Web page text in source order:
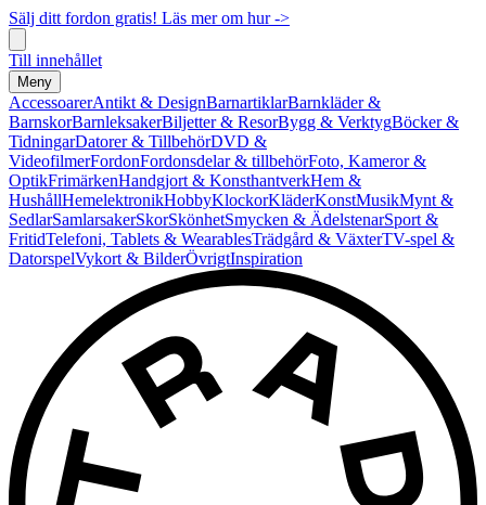
Sälj ditt fordon gratis! Läs mer om hur ->
Till innehållet
Meny
AccessoarerAntikt & DesignBarnartiklarBarnkläder &
BarnskorBarnleksakerBiljetter & ResorBygg & VerktygBöcker &
TidningarDatorer & TillbehörDVD &
VideofilmerFordonFordonsdelar & tillbehörFoto, Kameror &
OptikFrimärkenHandgjort & KonsthantverkHem &
HushållHemelektronikHobbyKlockorKläderKonstMusikMynt &
SedlarSamlarsakerSkorSkönhetSmycken & ÄdelstenarSport &
FritidTelefoni, Tablets & WearablesTrädgård & VäxterTV-spel &
DatorspelVykort & BilderÖvrigtInspiration